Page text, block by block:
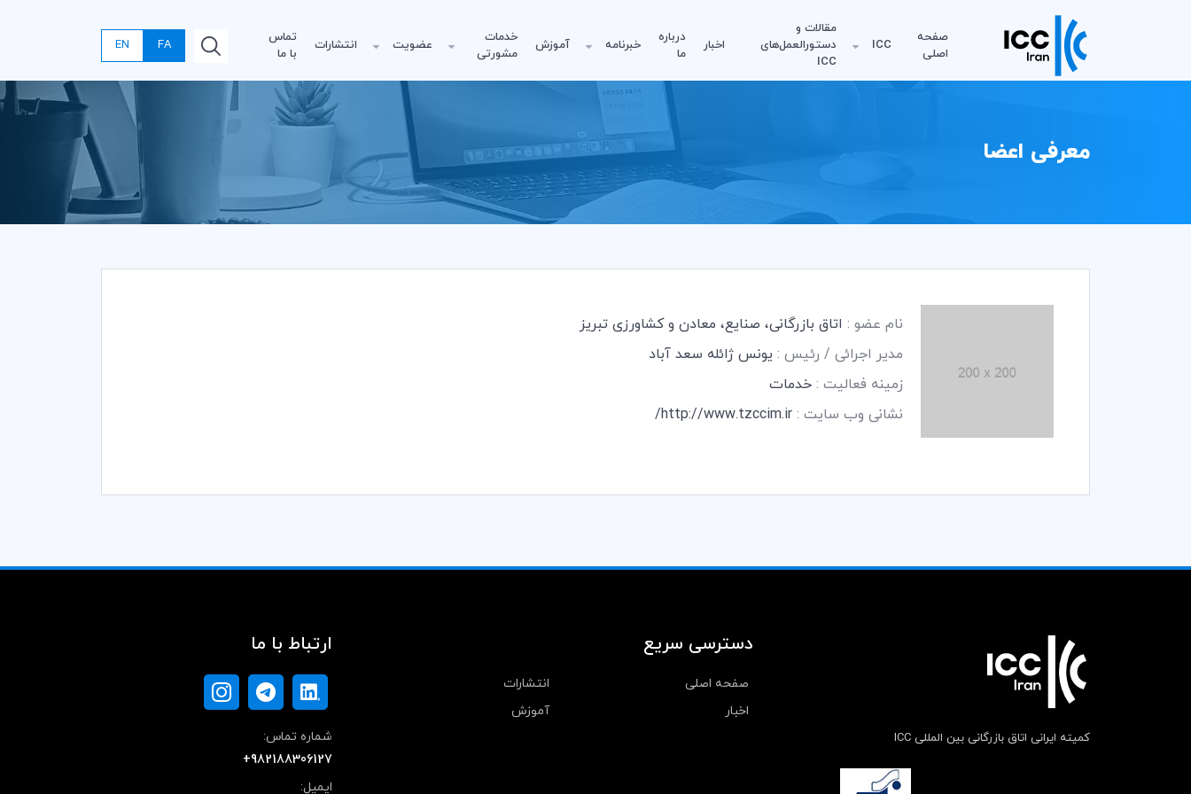
صفحه
اصلی
ICC
مقالات و
دستورالعمل‌های
ICC
اخبار
درباره
ما
خبرنامه آموزش
خدمات
مشورتی
عضویت انتشارات
تماس
با ما
FA
EN
معرفی اعضا
نام عضو : اتاق بازرگانی، صنایع، معادن و کشاورزی تبریز
مدیر اجرائی / رئیس : يونس ژائله سعد آباد
زمینه فعالیت : خدمات
نشانی وب سایت : http://www.tzccim.ir/
کمیته ایرانی اتاق بازرگانی بین المللی ICC
دسترسی سریع
صفحه اصلی
انتشارات
اخبار
آموزش
ارتباط با ما
شماره تماس:
+982188306127
ایمیل: